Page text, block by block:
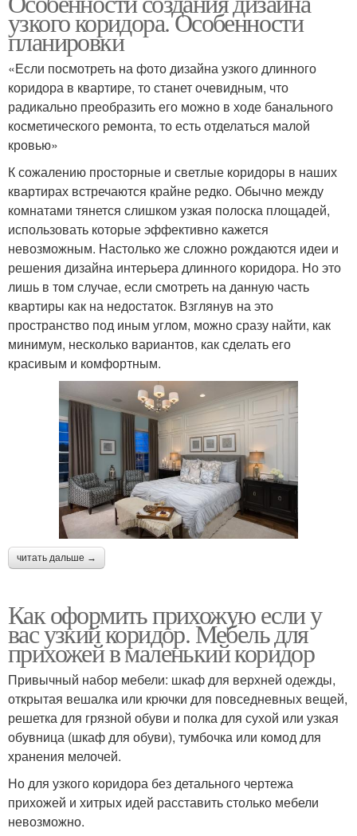
узкого коридора. Особенности
планировки
«Если посмотреть на фото дизайна узкого длинного
коридора в квартире, то станет очевидным, что
радикально преобразить его можно в ходе банального
косметического ремонта, то есть отделаться малой
кровью»
К сожалению просторные и светлые коридоры в наших
квартирах встречаются крайне редко. Обычно между
комнатами тянется слишком узкая полоска площадей,
использовать которые эффективно кажется
невозможным. Настолько же сложно рождаются идеи и
решения дизайна интерьера длинного коридора. Но это
лишь в том случае, если смотреть на данную часть
квартиры как на недостаток. Взглянув на это
пространство под иным углом, можно сразу найти, как
минимум, несколько вариантов, как сделать его
красивым и комфортным.
читать дальше →
Как оформить прихожую если у
вас узкий коридор. Мебель для
прихожей в маленький коридор
Привычный набор мебели: шкаф для верхней одежды,
открытая вешалка или крючки для повседневных вещей,
решетка для грязной обуви и полка для сухой или узкая
обувница (шкаф для обуви), тумбочка или комод для
хранения мелочей.
Но для узкого коридора без детального чертежа
прихожей и хитрых идей расставить столько мебели
невозможно.